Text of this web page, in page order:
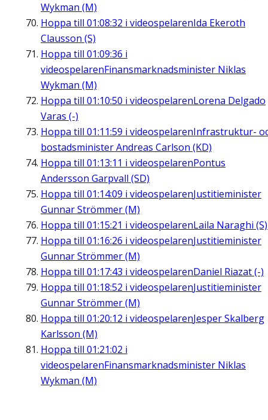
Wykman (M)
Hoppa till 01:08:32 i videospelarenIda Ekeroth
Clausson (S)
Hoppa till 01:09:36 i
videospelarenFinansmarknadsminister Niklas
Wykman (M)
Hoppa till 01:10:50 i videospelarenLorena Delgado
Varas (-)
Hoppa till 01:11:59 i videospelarenInfrastruktur-
bostadsminister Andreas Carlson (KD)
Hoppa till 01:13:11 i videospelarenPontus
Andersson Garpvall (SD)
Hoppa till 01:14:09 i videospelarenJustitieminister
Gunnar Strömmer (M)
Hoppa till 01:15:21 i videospelarenLaila Naraghi (S)
Hoppa till 01:16:26 i videospelarenJustitieminister
Gunnar Strömmer (M)
Hoppa till 01:17:43 i videospelarenDaniel Riazat (-)
Hoppa till 01:18:52 i videospelarenJustitieminister
Gunnar Strömmer (M)
Hoppa till 01:20:12 i videospelarenJesper Skalberg
Karlsson (M)
Hoppa till 01:21:02 i
videospelarenFinansmarknadsminister Niklas
Wykman (M)